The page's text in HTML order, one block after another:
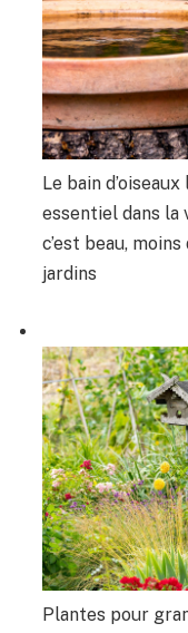
Le bain
essentiel dans la
c’est beau,
jardins
Plantes pour